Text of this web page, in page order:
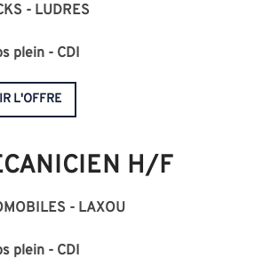
- LUDRES
plein - CDI
L'OFFRE
H/F
- LAXOU
plein - CDI